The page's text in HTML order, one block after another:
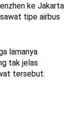
ke Jakarta
tipe airbus
lamanya
tak jelas
tersebut.